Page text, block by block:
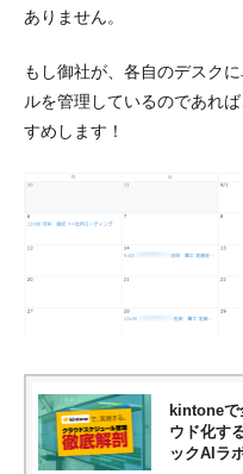
ありません。
もし御社が、各自のデスク
ルを管理しているのであれ
すめします！
kintoneで
ウド化す
ックAIラ